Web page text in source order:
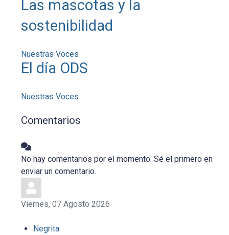
Las mascotas y la
sostenibilidad
Nuestras Voces
El día ODS
Nuestras Voces
Comentarios
No hay comentarios por el momento. Sé el primero en
enviar un comentario.
Viernes, 07 Agosto 2026
Negrita